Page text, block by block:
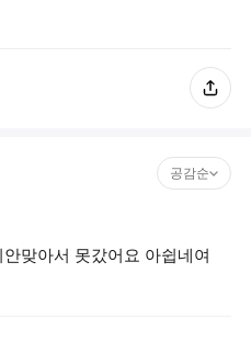
공감순
맞아서 못갔어요 아쉽네여